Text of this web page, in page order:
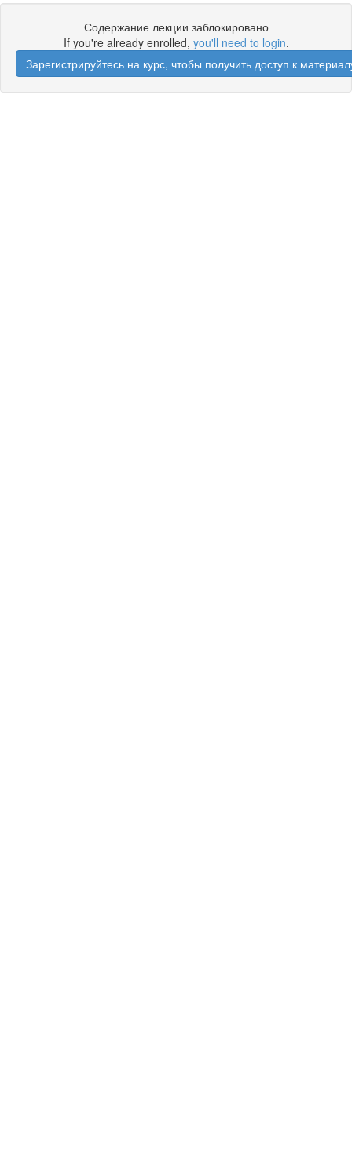
Содержание лекции заблокировано
If you're already enrolled, you'll need to login.
Зарегистрируйтесь на курс, чтобы получить доступ к